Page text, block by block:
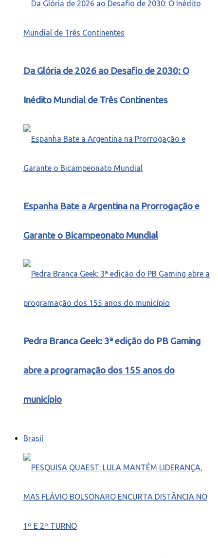
Da Glória de 2026 ao Desafio de 2030: O
Inédito Mundial de Três Continentes
Espanha Bate a Argentina na Prorrogação e
Garante o Bicampeonato Mundial
Pedra Branca Geek: 3ª edição do PB Gaming
abre a programação dos 155 anos do
município
Brasil